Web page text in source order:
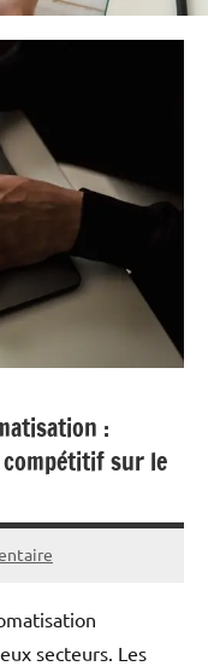
:
sur le
secteurs. Les